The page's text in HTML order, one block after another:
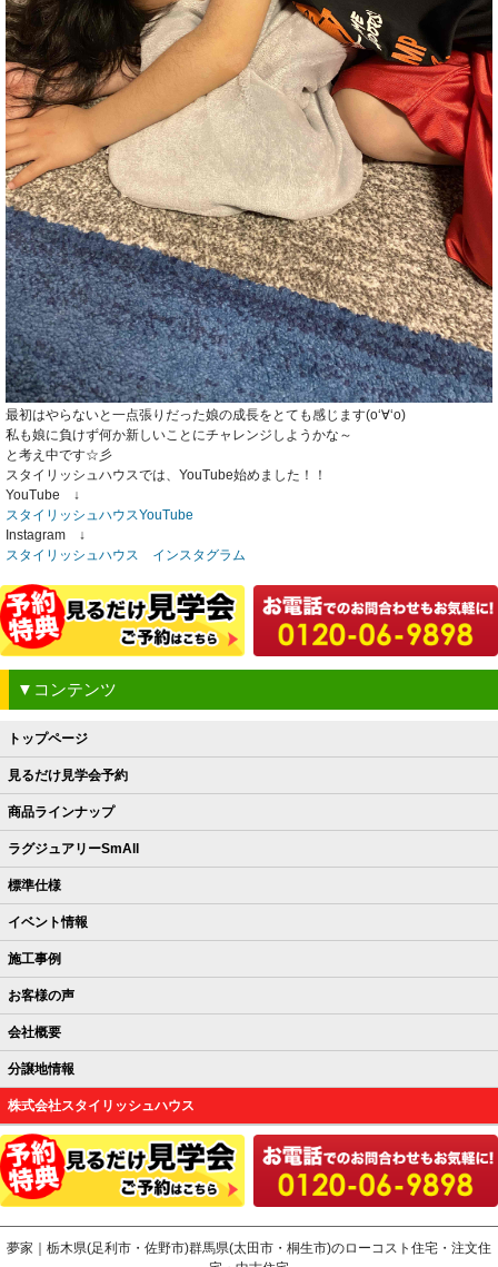
最初はやらないと一点張りだった娘の成長をとても感じます(o‘∀‘o)
私も娘に負けず何か新しいことにチャレンジしようかな～
と考え中です☆彡
スタイリッシュハウスでは、YouTube始めました！！
YouTube ↓
スタイリッシュハウスYouTube
Instagram ↓
スタイリッシュハウス インスタグラム
▼コンテンツ
トップページ
見るだけ見学会予約
商品ラインナップ
ラグジュアリーSmAll
標準仕様
イベント情報
施工事例
お客様の声
会社概要
分譲地情報
株式会社スタイリッシュハウス
夢家｜栃木県(足利市・佐野市)群馬県(太田市・桐生市)のローコスト住宅・注文住